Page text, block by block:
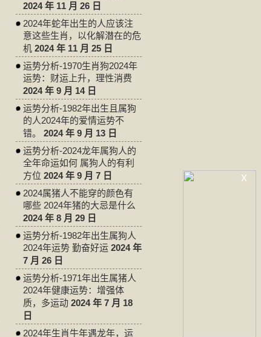
2024 年 11 月 26 日
2024年蛇年出生的人应该注
意这些生肖，以化解潜在的危
机 2024 年 11 月 25 日
运势分析-1970生肖狗2024年
运势：财运上升，理性消费
2024 年 9 月 14 日
运势分析-1982年出生且属狗
的人2024年的爱情运势不
错。
2024 年 9 月 13 日
运势分析-2024龙年属狗人的
全年命运如何 属狗人的有利
方位 2024 年 9 月 7 日
2024属猪人不能穿的颜色有
哪些 2024年猪的大忌是什么
2024 年 8 月 29 日
运势分析-1982年出生属狗人
2024年运势 勤奋好运 2024 年
7 月 26 日
运势分析-1971年出生属猪人
2024年健康运势：增强体
质，多运动 2024 年 7 月 18
日
2024年生肖牛年遇龙年，运
x